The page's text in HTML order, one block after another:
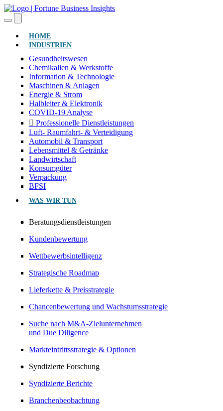
HOME(AKTUELL)
INDUSTRIEN
Gesundheitswesen
Chemikalien & Werkstoffe
Information & Technologie
Maschinen & Anlagen
Energie & Strom
Halbleiter & Elektronik
COVID-19 Analyse
Professionelle Dienstleistungen
Luft- Raumfahrt- & Verteidigung
Automobil & Transport
Lebensmittel & Getränke
Landwirtschaft
Konsumgüter
Verpackung
BFSI
WAS WIR TUN
Beratungsdienstleistungen
Kundenbewertung
Wettbewerbsintelligenz
Strategische Roadmap
Lieferkette & Preisstrategie
Chancenbewertung und Wachstumsstrategie
Suche nach M&A-Zielunternehmen
und Due Diligence
Markteintrittsstrategie & Optionen
Syndizierte Forschung
Syndizierte Berichte
Branchenbeobachtung